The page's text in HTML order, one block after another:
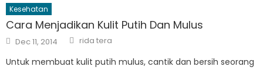
Kesehatan
Cara Menjadikan Kulit Putih Dan Mulus
Posted
on
Dec 11, 2014 Author
rida tera
Untuk membuat kulit putih mulus, cantik dan bersih seorang